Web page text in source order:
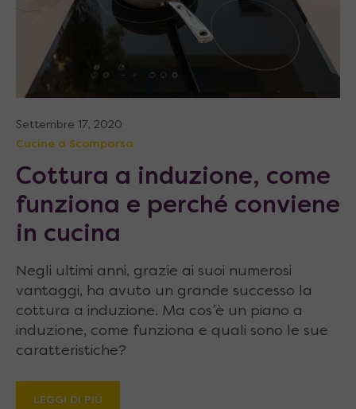
Settembre 17, 2020
Cucine a Scomparsa
Cottura a induzione, come
funziona e perché conviene
in cucina
Negli ultimi anni, grazie ai suoi numerosi
vantaggi, ha avuto un grande successo la
cottura a induzione. Ma cos’è un piano a
induzione, come funziona e quali sono le sue
caratteristiche?
LEGGI DI PIÙ